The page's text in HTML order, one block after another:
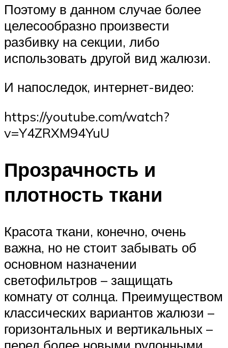
Поэтому в данном случае более
целесообразно произвести
разбивку на секции, либо
использовать другой вид жалюзи.
И напоследок, интернет-видео:
https://youtube.com/watch?
v=Y4ZRXM94YuU
Прозрачность и
плотность ткани
Красота ткани, конечно, очень
важна, но не стоит забывать об
основном назначении
светофильтров – защищать
комнату от солнца. Преимуществом
классических вариантов жалюзи –
горизонтальных и вертикальных –